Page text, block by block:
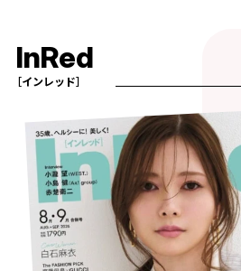
InRed
［インレッド］